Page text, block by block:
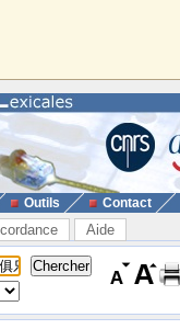
Outils Contact
Aide